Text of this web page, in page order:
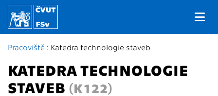
Pracoviště : Katedra technologie staveb
KATEDRA TECHNOLOGIE
STAVEB (K122)